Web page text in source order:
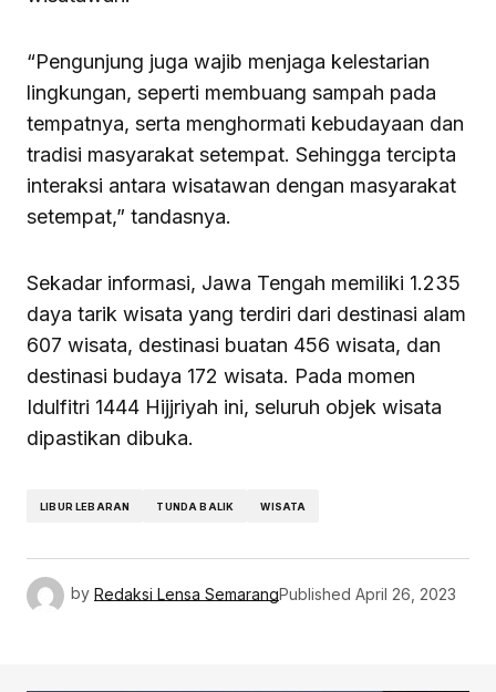
“Pengunjung juga wajib menjaga kelestarian
lingkungan, seperti membuang sampah pada
tempatnya, serta menghormati kebudayaan dan
tradisi masyarakat setempat. Sehingga tercipta
interaksi antara wisatawan dengan masyarakat
setempat,” tandasnya.
Sekadar informasi, Jawa Tengah memiliki 1.235
daya tarik wisata yang terdiri dari destinasi alam
607 wisata, destinasi buatan 456 wisata, dan
destinasi budaya 172 wisata. Pada momen
Idulfitri 1444 Hijjriyah ini, seluruh objek wisata
dipastikan dibuka.
LIBUR LEBARAN TUNDA BALIK WISATA
by Redaksi Lensa SemarangPublished April 26, 2023